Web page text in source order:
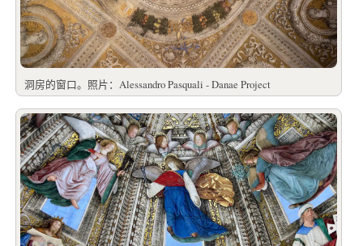
洞房的窗口。照片：Alessandro Pasquali - Danae Project